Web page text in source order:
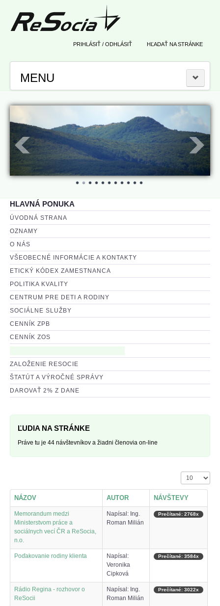
PRIHLÁSIŤ / ODHLÁSIŤ HĽADAŤ NA STRÁNKE
MENU
ÚSPEŠNÉ GRANTY
2019, Regionálny príspevok Úradu podpredsedu
2019, Dotácia od Ministerstva zdravotníctva
2019, Dotácia od VÚC KSK
2017, Zefektívnenie resocializácie
2016, Zriadenie prac. dielní
2016, Obnova vnútorného vybavenia
2015, Ľudské práva a slobody
2015, Obnova zariadenia
2014, Ochrana práv detí
2011, Rekonštrukcia
MÉDIÁ
ODBORNÁ PRAX
HLAVNÁ PONUKA
ÚVODNÁ STRANA
OZNAMY
O NÁS
VŠEOBECNÉ INFORMÁCIE A KONTAKTY
ETICKÝ KÓDEX ZAMESTNANCA
POLITIKA KVALITY
CENTRUM PRE DETI A RODINY
SOCIÁLNE SLUŽBY
CENNÍK ZPB
CENNÍK ZOS
ZALOŽENIE RESOCIE
ŠTATÚT A VÝROČNÉ SPRÁVY
DAROVAŤ 2% Z DANE
ĽUDIA NA STRÁNKE
Práve tu je 44 návštevníkov a žiadni členovia on-line
Zobrazené
NÁZOV AUTOR NÁVŠTEVY
Memorandum medzi
Ministerstvom práce a
sociálnych vecí ČR a ReSocia,
n.o.
Napísal: Ing.
Roman Milián
Prečítané: 2768x
Poďakovanie rodiny klienta
Napísal:
Veronika
Cipková
Prečítané: 3584x
Rádio Regina - rozhovor o
ReSocii
Napísal: Ing.
Roman Milián
Prečítané: 3022x